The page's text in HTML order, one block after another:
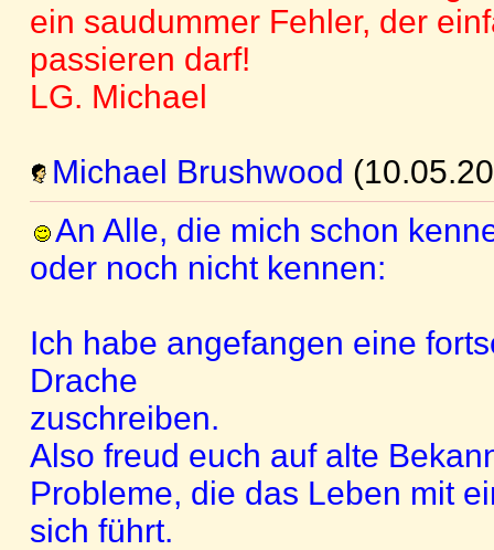
ein saudummer Fehler, der
passieren darf!
LG. Michael
Michael Brushwood
An Alle, die mich schon
oder noch nicht kennen:
Ich habe angefangen eine
Drache
zuschreiben.
Also freud euch auf alte
Probleme, die das Leben mit
sich führt.